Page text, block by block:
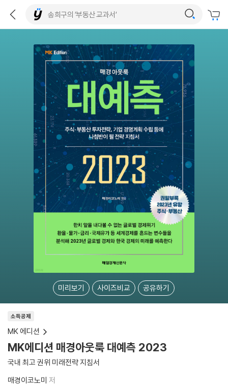
미리보기 사이즈비교 공유하기
소득공제
MK 에디션
MK에디션 매경아웃룩 대예측 2023
국내 최고 권위 미래전략 지침서
매경이코노미 저